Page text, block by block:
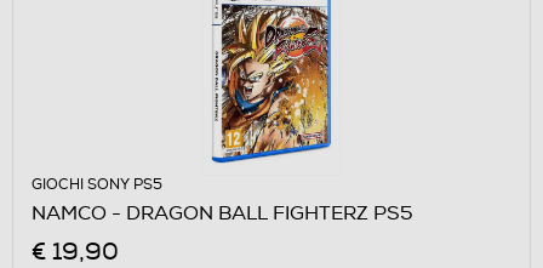
GIOCHI SONY PS5
NAMCO - DRAGON BALL FIGHTERZ PS5
€ 19,90